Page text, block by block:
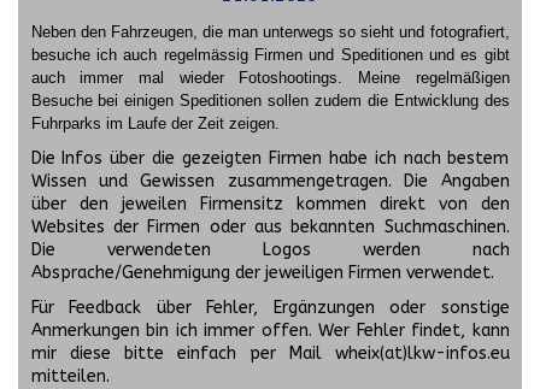
Neben den Fahrzeugen, die man unterwegs so sieht und fotografiert,
besuche ich auch regelmässig Firmen und Speditionen und es gibt
auch immer mal wieder Fotoshootings.
Meine regelmäßigen
Besuche bei einigen Speditionen sollen zudem die Entwicklung des
Fuhrparks im Laufe der Zeit zeigen.
Die Infos über die gezeigten Firmen habe ich nach bestem
Wissen und Gewissen zusammengetragen. Die Angaben
über den jeweilen Firmensitz kommen direkt von den
Websites der Firmen oder aus bekannten Suchmaschinen.
Die verwendeten Logos werden nach
Absprache/Genehmigung der jeweiligen Firmen verwendet.
Für Feedback über Fehler, Ergänzungen oder sonstige
Anmerkungen bin ich immer offen. Wer Fehler findet, kann
mir diese bitte einfach per Mail wheix(at)lkw-infos.eu
mitteilen.